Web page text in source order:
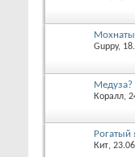
Guppy,
Медуза?
Коралл,
Рогатый
Кит,